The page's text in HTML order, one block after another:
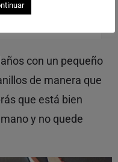
Real llega a sentir
con un pequeño
de manera que
que está bien
y no quede